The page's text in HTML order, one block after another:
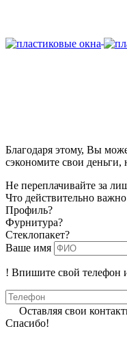
Благодаря этому, Вы
сэкономите свои
Не переплачивайте за
Что действительно
Профиль?
Фурнитура?
Стеклопакет?
Ваше имя
! Впишите свой телефон
Оставляя свои
Спасибо!